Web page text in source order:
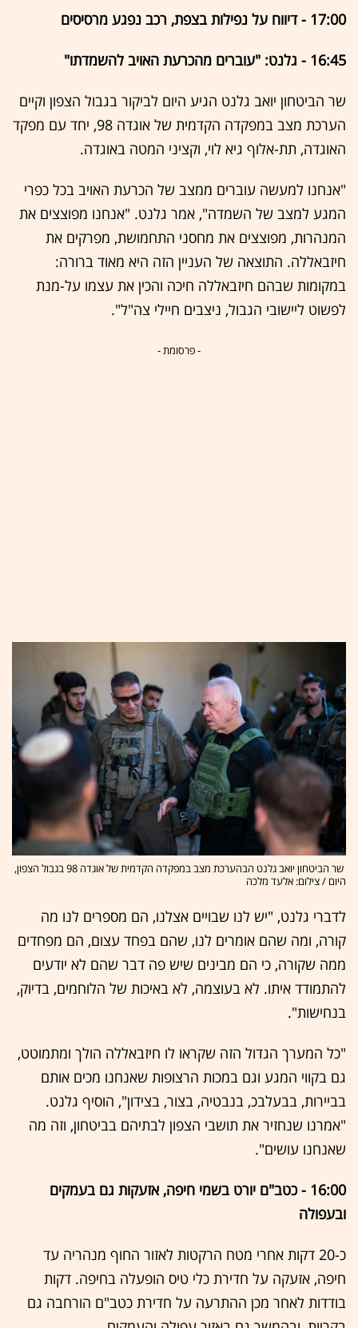
17:00 - דיווח על נפילות בצפת, רכב נפגע מרסיסים
16:45 - גלנט: "עוברים מהכרעת האויב להשמדתו"
שר הביטחון יואב גלנט הגיע היום לביקור בגבול הצפון וקיים
הערכת מצב במפקדה הקדמית של אוגדה 98, יחד עם מפקד
האוגדה, תת-אלוף גיא לוי, וקציני המטה באוגדה.
"אנחנו למעשה עוברים ממצב של הכרעת האויב בכל כפרי
המגע למצב של השמדה", אמר גלנט. "אנחנו מפוצצים את
המנהרות, מפוצצים את מחסני התחמושת, מפרקים את
חיזבאללה. התוצאה של העניין הזה היא מאוד ברורה:
במקומות שבהם חיזבאללה חיכה והכין את עצמו על-מנת
לפשוט ליישובי הגבול, ניצבים חיילי צה"ל".
- פרסומת -
שר הביטחון יואב גלנט הבהערכת מצב במפקדה הקדמית של אוגדה 98 בגבול הצפון,
היום / צילום: אלעד מלכה
לדברי גלנט, "יש לנו שבויים אצלנו, הם מספרים לנו מה
קורה, ומה שהם אומרים לנו, שהם בפחד עצום, הם מפחדים
ממה שקורה, כי הם מבינים שיש פה דבר שהם לא יודעים
להתמודד איתו. לא בעוצמה, לא באיכות של הלוחמים, בדיוק,
בנחישות".
"כל המערך הגדול הזה שקראו לו חיזבאללה הולך ומתמוטט,
גם בקווי המגע וגם במכות הרצופות שאנחנו מכים אותם
בביירות, בבעלבכ, בנבטיה, בצור, בצידון", הוסיף גלנט.
"אמרנו שנחזיר את תושבי הצפון לבתיהם בביטחון, וזה מה
שאנחנו עושים".
16:00 - כטב"ם יורט בשמי חיפה, אזעקות גם בעמקים
ובעפולה
כ-20 דקות אחרי מטח הרקטות לאזור החוף מנהריה עד
חיפה, אזעקה על חדירת כלי טיס הופעלה בחיפה. דקות
בודדות לאחר מכן ההתרעה על חדירת כטב"ם הורחבה גם